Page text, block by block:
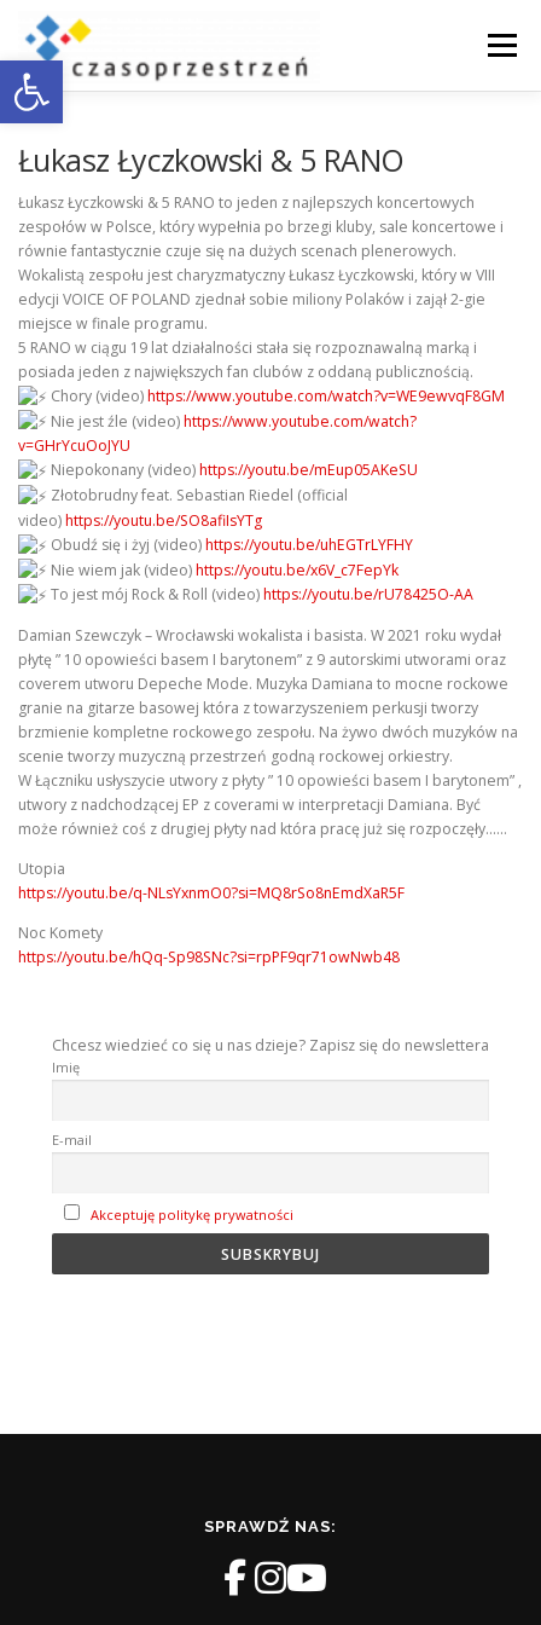
Otwórz pasek narzędzi
Przejdź
treści
Menu
DOSTĘPNOŚĆ AKTUALNOŚCI ENGLISH
KONTAKT
Łukasz Łyczkowski & 5 RANO
Łukasz Łyczkowski & 5 RANO to jeden z najlepszych koncertowych
zespołów w Polsce, który wypełnia po brzegi kluby, sale koncertowe i
równie fantastycznie czuje się na dużych scenach plenerowych.
Wokalistą zespołu jest charyzmatyczny Łukasz Łyczkowski, który w VIII
edycji VOICE OF POLAND zjednał sobie miliony Polaków i zajął 2-gie
miejsce w finale programu.
5 RANO w ciągu 19 lat działalności stała się rozpoznawalną marką i
posiada jeden z największych fan clubów z oddaną publicznością.
Chory (video)https://www.youtube.com/watch?v=WE9ewvqF8GM
Nie jest źle (video)https://www.youtube.com/watch?
v=GHrYcuOoJYU
Niepokonany (video)https://youtu.be/mEup05AKeSU
Złotobrudny feat. Sebastian Riedel (official
video)https://youtu.be/SO8afiIsYTg
Obudź się i żyj (video)https://youtu.be/uhEGTrLYFHY
Nie wiem jak (video)https://youtu.be/x6V_c7FepYk
To jest mój Rock & Roll (video)https://youtu.be/rU78425O-AA
Damian Szewczyk – Wrocławski wokalista i basista. W 2021 roku wydał
płytę ” 10 opowieści basem I barytonem” z 9 autorskimi utworami oraz
coverem utworu Depeche Mode. Muzyka Damiana to mocne rockowe
granie na gitarze basowej która z towarzyszeniem perkusji tworzy
brzmienie kompletne rockowego zespołu. Na żywo dwóch muzyków na
scenie tworzy muzyczną przestrzeń godną rockowej orkiestry.
W Łączniku usłyszycie utwory z płyty ” 10 opowieści basem I barytonem” ,
utwory z nadchodzącej EP z coverami w interpretacji Damiana. Być
może również coś z drugiej płyty nad która pracę już się rozpoczęły……
Utopia
https://youtu.be/q-NLsYxnmO0?si=MQ8rSo8nEmdXaR5F
Noc Komety
https://youtu.be/hQq-Sp98SNc?si=rpPF9qr71owNwb48
Chcesz wiedzieć co się u nas dzieje? Zapisz się do newslettera
Imię
E-mail
Akceptuję politykę prywatności
SPRAWDŹ NAS: